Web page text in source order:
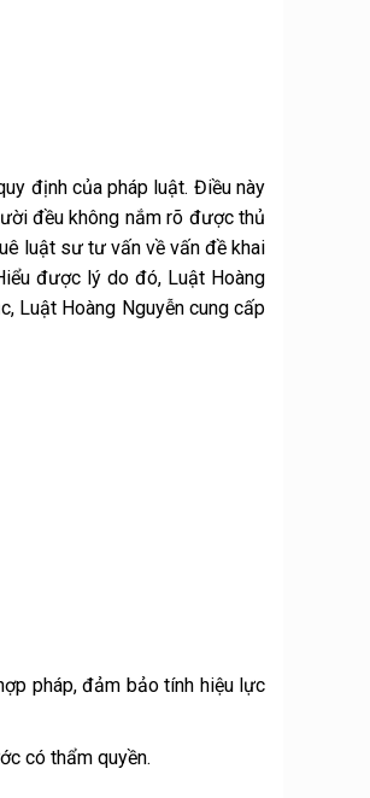
định của pháp luật. Điều này
đều không nắm rõ được thủ
luật sư tư vấn về vấn đề khai
được lý do đó, Luật Hoàng
Luật Hoàng Nguyễn cung cấp
pháp, đảm bảo tính hiệu lực
có thẩm quyền.